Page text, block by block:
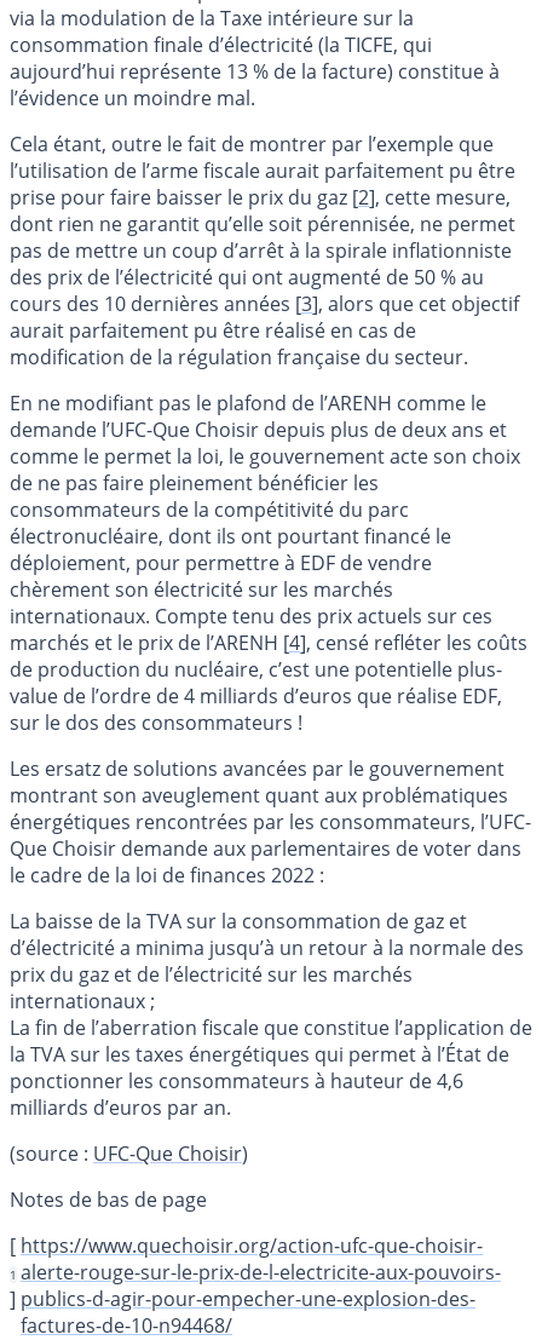
via la modulation de la Taxe intérieure sur la
consommation finale d’électricité (la TICFE, qui
aujourd’hui représente 13 % de la facture) constitue à
l’évidence un moindre mal.
Cela étant, outre le fait de montrer par l’exemple que
l’utilisation de l’arme fiscale aurait parfaitement pu être
prise pour faire baisser le prix du gaz [2], cette mesure,
dont rien ne garantit qu’elle soit pérennisée, ne permet
pas de mettre un coup d’arrêt à la spirale inflationniste
des prix de l’électricité qui ont augmenté de 50 % au
cours des 10 dernières années [3], alors que cet objectif
aurait parfaitement pu être réalisé en cas de
modification de la régulation française du secteur.
En ne modifiant pas le plafond de l’ARENH comme le
demande l’UFC-Que Choisir depuis plus de deux ans et
comme le permet la loi, le gouvernement acte son choix
de ne pas faire pleinement bénéficier les
consommateurs de la compétitivité du parc
électronucléaire, dont ils ont pourtant financé le
déploiement, pour permettre à EDF de vendre
chèrement son électricité sur les marchés
internationaux. Compte tenu des prix actuels sur ces
marchés et le prix de l’ARENH [4], censé refléter les coûts
de production du nucléaire, c’est une potentielle plus-
value de l’ordre de 4 milliards d’euros que réalise EDF,
sur le dos des consommateurs !
Les ersatz de solutions avancées par le gouvernement
montrant son aveuglement quant aux problématiques
énergétiques rencontrées par les consommateurs, l’UFC-
Que Choisir demande aux parlementaires de voter dans
le cadre de la loi de finances 2022 :
La baisse de la TVA sur la consommation de gaz et
d’électricité a minima jusqu’à un retour à la normale des
prix du gaz et de l’électricité sur les marchés
internationaux ;
La fin de l’aberration fiscale que constitue l’application de
la TVA sur les taxes énergétiques qui permet à l’État de
ponctionner les consommateurs à hauteur de 4,6
milliards d’euros par an.
(source : UFC-Que Choisir)
[
1
]
https://www.quechoisir.org/action-ufc-que-choisir-
alerte-rouge-sur-le-prix-de-l-electricite-aux-pouvoirs-
publics-d-agir-pour-empecher-une-explosion-des-
factures-de-10-n94468/